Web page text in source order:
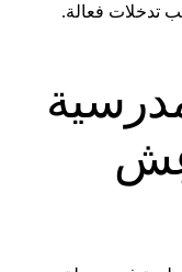
تدخلات فعالة.
عِش